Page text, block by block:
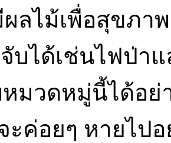
ผลไม้เพื่อสุขภา
บได้เช่นไฟป่า
หมวดหมู่นี้ได้อย่
ค่อยๆ หายไปอ